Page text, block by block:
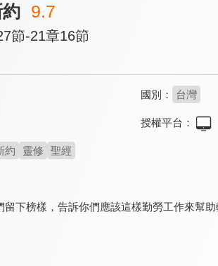
9.7
節-21章16節
國別： 台灣
授權平台：
約 靈修 聖經
下榜樣，告訴你們應該這樣勤勞工作來幫